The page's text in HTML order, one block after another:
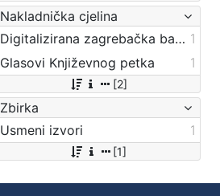
Nakladnička cjelina
Digitalizirana zagrebačka baština 1
Glasovi Književnog petka
1
[2]
Zbirka
Usmeni izvori
1
[1]